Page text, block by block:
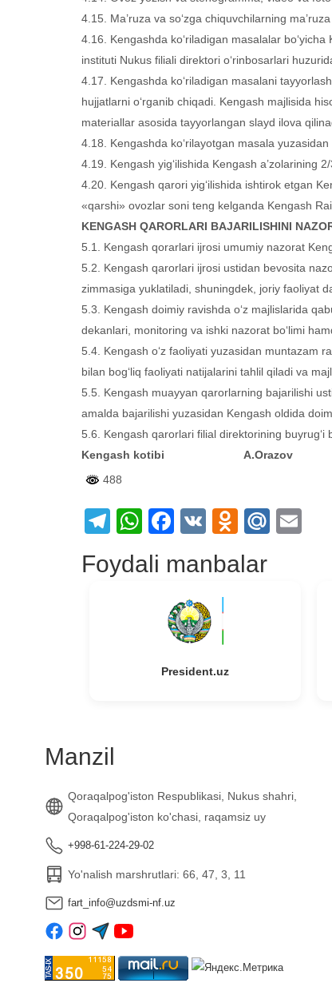
4.15. Ma’ruza va so‘zga chiquvchilarning
4.16. Kengashda ko‘riladigan masalalar
instituti Nukus filiali direktori o‘rinbosarlari
4.17. Kengashda ko‘riladigan masalani
hujjatlarni o‘rganib chiqadi. Kengash majlisida
materiallar asosida tayyorlangan slayd ilova
4.18. Kengashda ko‘rilayotgan masala
4.19. Kengash yig‘ilishida Kengash a’zolarining
4.20. Kengash qarori yig‘ilishida ishtirok etgan
«qarshi» ovozlar soni teng kelganda Kengash
KENGASH QARORLARI BAJARILISHINI
5.1. Kengash qorarlari ijrosi umumiy nazorat
5.2. Kengash qarorlari ijrosi ustidan bevosita
zimmasiga yuklatiladi, shuningdek, joriy faoliyat
5.3. Kengash doimiy ravishda o‘z majlislarida
dekanlari, monitoring va ishki nazorat bo‘limi
5.4. Kengash o‘z faoliyati yuzasidan muntazam
bilan bog‘liq faoliyati natijalarini tahlil qiladi va
5.5. Kengash muayyan qarorlarning bajarilishi
amalda bajarilishi yuzasidan Kengash oldida
5.6. Kengash qarorlari filial direktorining buyrug‘i
Kengash kotibi A.Orazov
488
Telegram
WhatsApp
Facebook
VK
Foydali manbalar
President.uz
Manzil
Qoraqalpog'iston Respublikasi, Nukus shahri,
Qoraqalpog'iston ko'chasi, raqamsiz uy
+998-61-224-29-02
Yo'nalish marshrutlari: 66, 47, 3, 11
fart_info@uzdsmi-nf.uz